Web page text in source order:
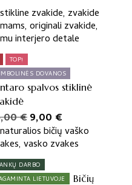
TOP!
DOVANOS
spalvos stiklinė
€Original
price
was:
16,00 €.
9,00 €
price
is:
DARBO
LIETUVOJE
Bičių